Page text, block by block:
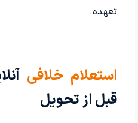
تعهده.
استعلام خلافی
قبل از تحویل